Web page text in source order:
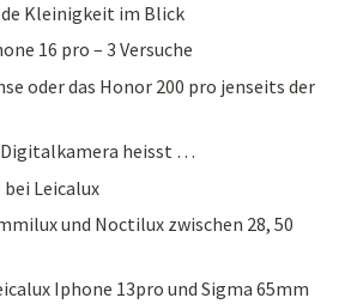
Kleinigkeit im Blick
16 pro – 3 Versuche
oder das Honor 200 pro jenseits der
Digitalkamera heisst …
bei Leicalux
und Noctilux zwischen 28, 50
Iphone 13pro und Sigma 65mm